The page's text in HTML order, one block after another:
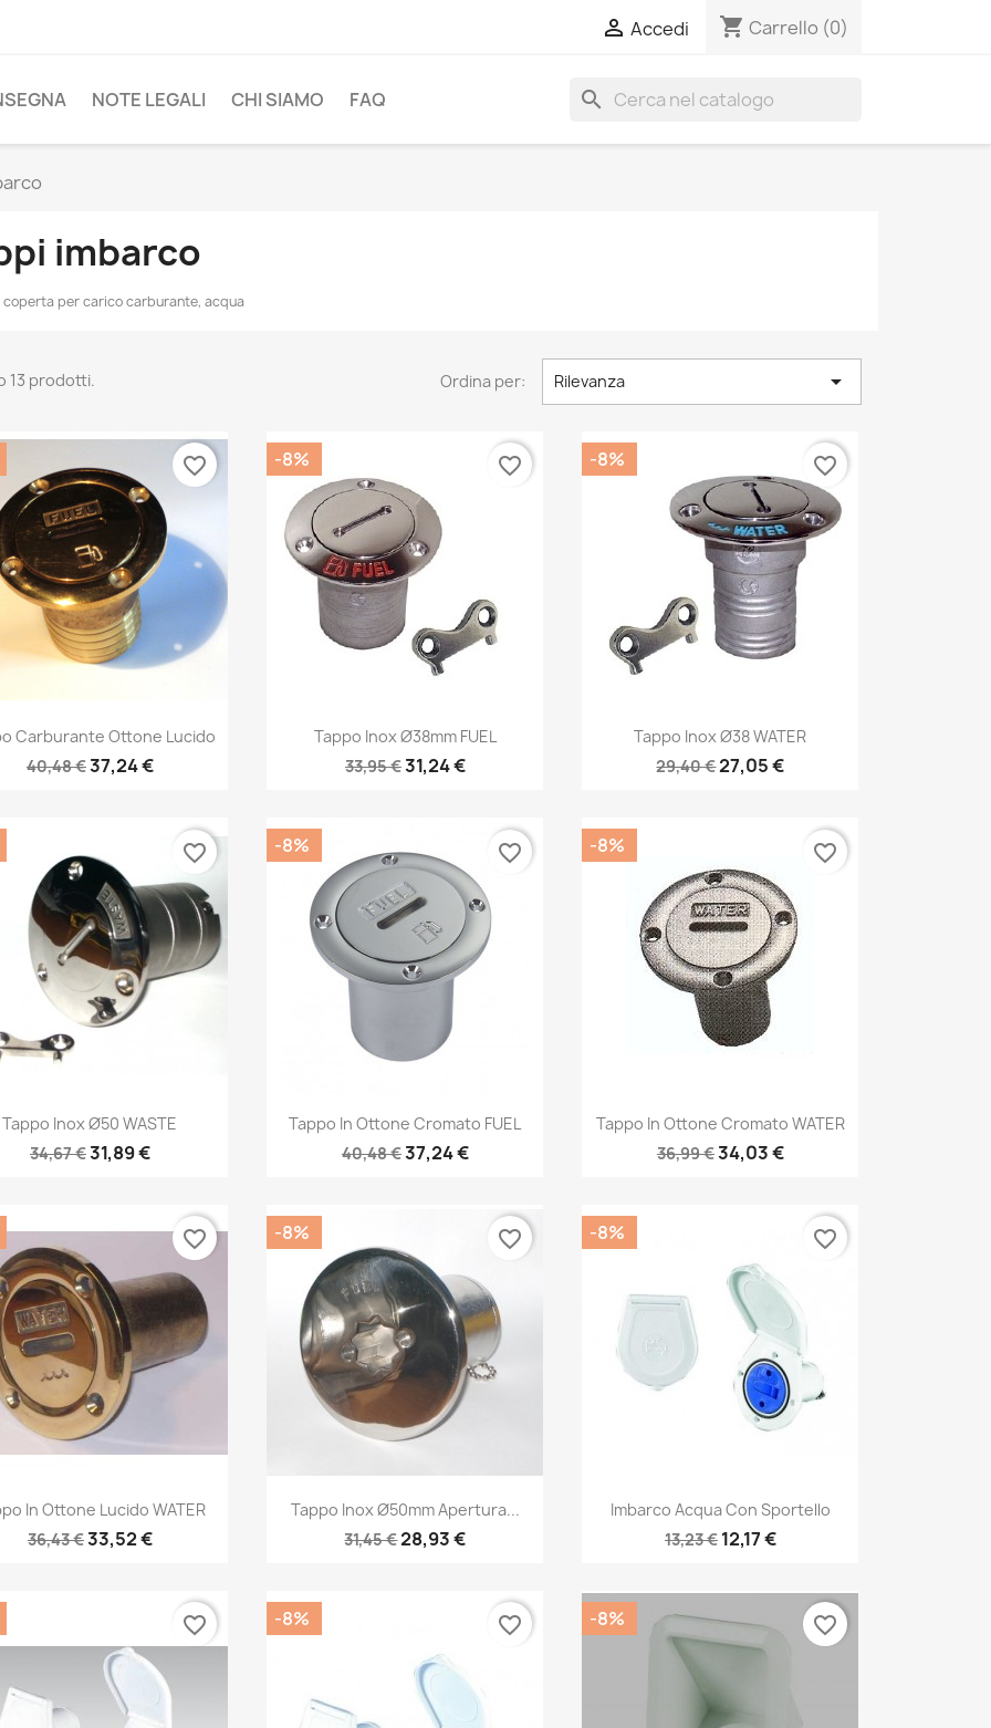
 Accedi shopping_cart Carrello (0)
NOTE LEGALI CHI SIAMO FAQ search
imbarco
coperta per carico carburante, acqua
13 prodotti. Ordina per: Rilevanza 
Anteprima
Carburante Ottone Lucido
40,48 €37,24 €
favorite_border
Anteprima
Tappo Inox Ø38mm FUEL
33,95 €31,24 €
-8% favorite_border
Anteprima
Tappo Inox Ø38 WATER
29,40 €27,05 €
-8% favorite_border
Anteprima
Tappo Inox Ø50 WASTE
34,67 €31,89 €
favorite_border
Anteprima
Tappo In Ottone Cromato FUEL
40,48 €37,24 €
-8% favorite_border
Anteprima
Tappo In Ottone Cromato WATER
36,99 €34,03 €
-8% favorite_border
Anteprima
In Ottone Lucido WATER
36,43 €33,52 €
favorite_border
Anteprima
Tappo Inox Ø50mm Apertura...
31,45 €28,93 €
-8% favorite_border
Anteprima
Imbarco Acqua Con Sportello
13,23 € 12,17 €
-8% favorite_border
favorite_border -8% favorite_border -8% favorite_border